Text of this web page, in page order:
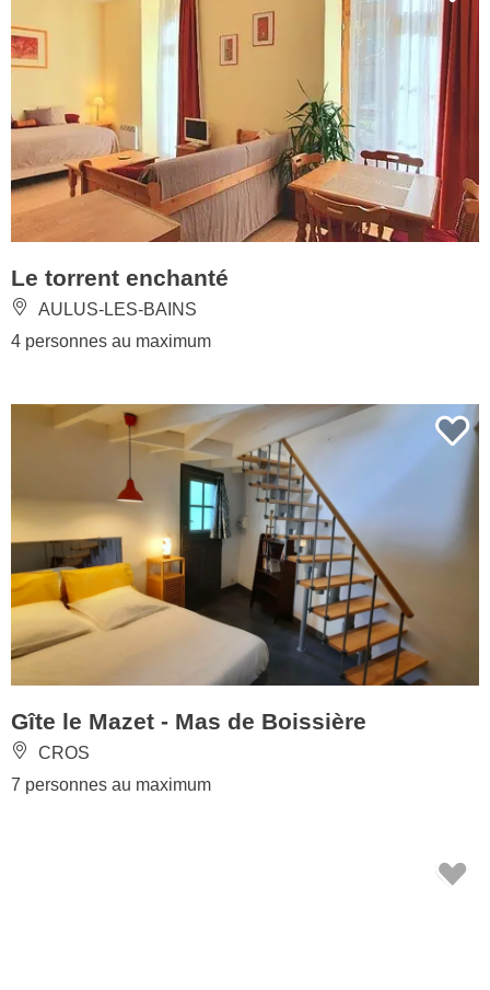
Le torrent enchanté
AULUS-LES-BAINS
4 personnes au maximum
Gîte le Mazet - Mas de Boissière
CROS
7 personnes au maximum